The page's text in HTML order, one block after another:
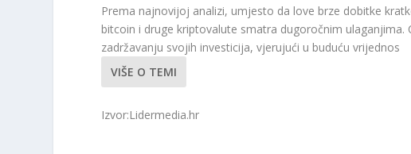
Prema najnovijoj analizi, umjesto da love brze dobitke
bitcoin i druge kriptovalute smatra dugoročnim
zadržavanju svojih investicija, vjerujući u buduću vrijednos
VIŠE O TEMI
Izvor:Lidermedia.hr